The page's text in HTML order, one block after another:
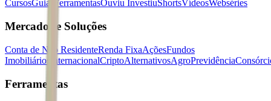
CursosGuias FerramentasOuviu InvestiuShortsVídeosWebséries
Mercados e Soluções
Conta de Não ResidenteRenda FixaAçõesFundos
Imobiliários
InternacionalCriptoAlternativosAgroPrevidência
Ferramentas